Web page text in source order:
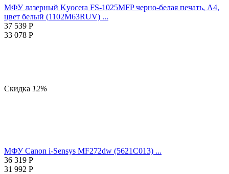
МФУ лазерный Kyocera FS-1025MFP черно-белая печать, A4,
цвет белый (1102M63RUV) ...
37 539 Р
33 078 Р
Скидка 12%
МФУ Canon i-Sensys MF272dw (5621C013) ...
36 319 Р
31 992 Р